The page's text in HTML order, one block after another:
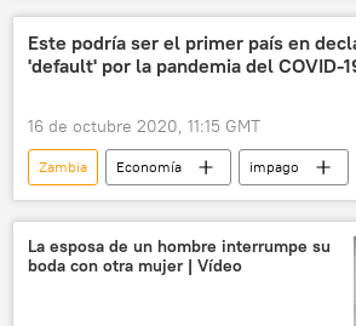
Sputnik V (vacuna)
vacunación contra el COVID-19
Este podría ser el primer país en
'default' por la pandemia del COVID-
16 de octubre 2020, 11:15 GMT
Zambia Economía
impago
incumplimiento
deuda
crisis económica
noticias
La esposa de un hombre interrumpe su
boda con otra mujer | Vídeo